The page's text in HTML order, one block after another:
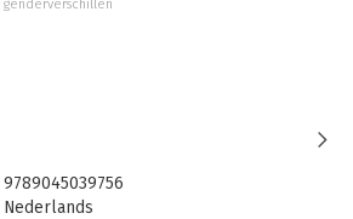
genderverschillen
9789045039756
Nederlands